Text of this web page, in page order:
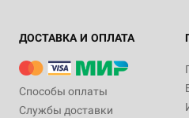
ДОСТАВКА И ОПЛАТА
Способы оплаты
Службы доставки